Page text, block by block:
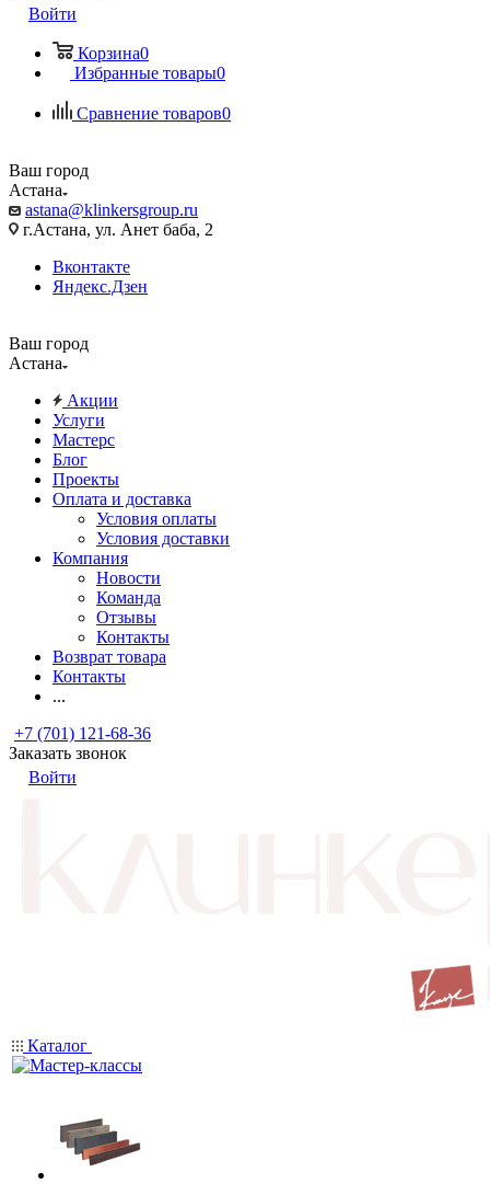
Войти
Корзина0
Избранные товары0
Сравнение товаров0
Ваш город
Астана
astana@klinkersgroup.ru
г.Астана, ул. Анет баба, 2
Вконтакте
Яндекс.Дзен
Ваш город
Астана
Акции
Услуги
Мастерс
Блог
Проекты
Оплата и доставка
Условия оплаты
Условия доставки
Компания
Новости
Команда
Отзывы
Контакты
Возврат товара
Контакты
...
+7 (701) 121-68-36
Заказать звонок
Войти
Каталог